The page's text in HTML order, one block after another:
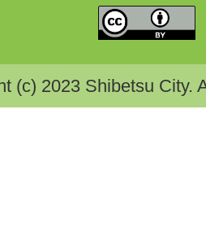
(c) 2023 Shibetsu City.